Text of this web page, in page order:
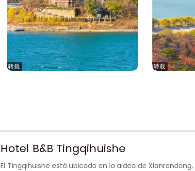
Hotel B&B Tingqihuishe
El Tingqihuishe está ubicado en la aldea de